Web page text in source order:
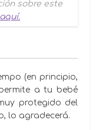
sobre este
aquí.
(en principio,
a tu bebé
protegido del
lo agradecerá.